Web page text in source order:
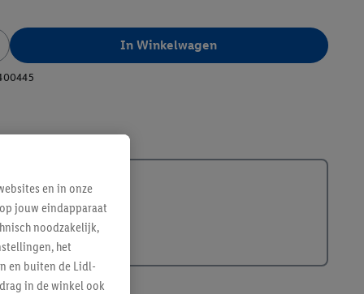
In Winkelwagen
en in onze
jouw eindapparaat
noodzakelijk,
het
en buiten de Lidl-
in de winkel ook